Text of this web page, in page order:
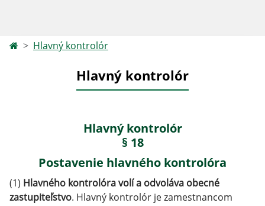
Hlavný kontrolór
Hlavný kontrolór
Hlavný kontrolór
§ 18
Postavenie hlavného kontrolóra
(1) Hlavného kontrolóra volí a odvoláva obecné
zastupiteľstvo. Hlavný kontrolór je zamestnancom